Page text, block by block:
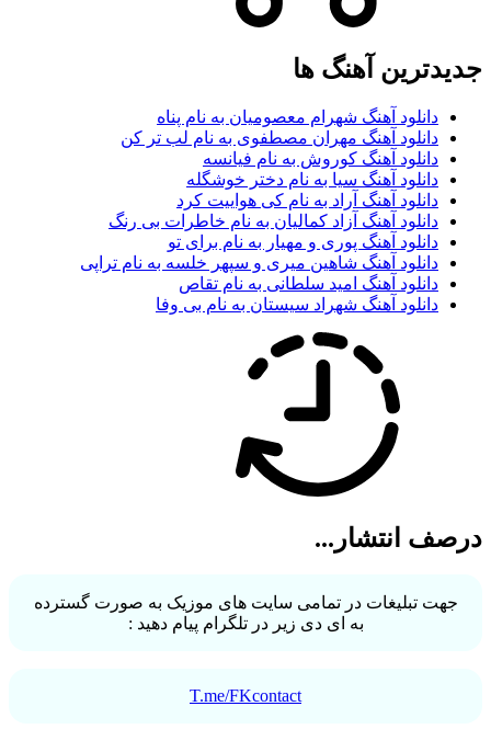
آهنگ ها
دانلود آهنگ شهرام معصومیان به نام پناه
دانلود آهنگ مهران مصطفوی به نام لب تر کن
دانلود آهنگ کوروش به نام فیانسه
دانلود آهنگ سیا به نام دختر خوشگله
دانلود آهنگ آراد به نام کی هواییت کرد
دانلود آهنگ آزاد کمالیان به نام خاطرات بی رنگ
دانلود آهنگ پوری و مهیار به نام برای تو
دانلود آهنگ شاهین میری و سپهر خلسه به نام تراپی
دانلود آهنگ امید سلطانی به نام تقاص
دانلود آهنگ شهراد سیستان به نام بی وفا
انتشار...
تبلیغات در تمامی سایت های موزیک به صورت گسترده
به ای دی زیر در تلگرام پیام دهید :
T.me/FKcontact